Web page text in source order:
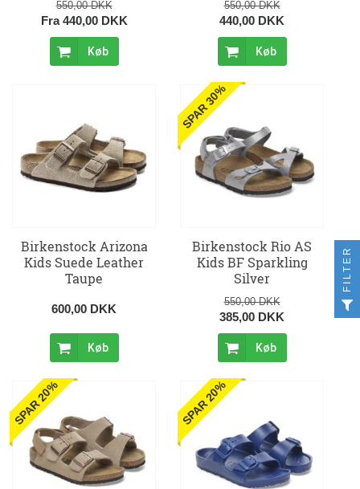
550,00 DKK
Fra 440,00 DKK
Køb
550,00 DKK
440,00 DKK
Køb
Birkenstock Arizona
Kids Suede Leather
Taupe
600,00 DKK
Køb
SPAR 30%
Birkenstock Rio AS
Kids BF Sparkling
Silver
550,00 DKK
385,00 DKK
Køb
SPAR 20% SPAR 20%
FILTER